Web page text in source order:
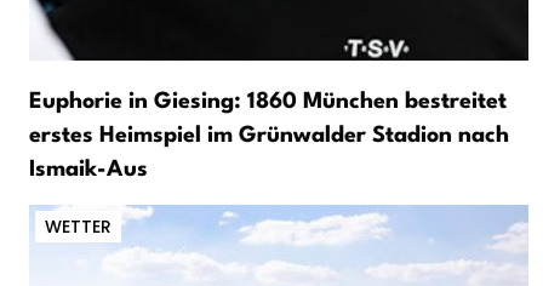
Euphorie in Giesing: 1860 München bestreitet
erstes Heimspiel im Grünwalder Stadion nach
Ismaik-Aus
WETTER